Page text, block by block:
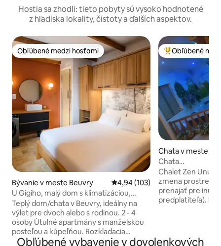
Hostia sa zhodli: tieto pobyty sú vysoko hodnotené
z hľadiska lokality, čistoty a ďalších aspektov.
Obľúbené medzi hosťami
Obľúbené medzi hosťami
Bývanie v meste Beuvry Priemerné ohodnotenie 4,94 z
4,94 (103)
U Gigiho, malý dom s klimatizáciou,
terasou
Teplý dom/chata v Beuvry, ideálny na
výlet pre dvoch alebo s rodinou. 2 - 4
osoby Útulné apartmány s manželskou
posteľou a kúpeľňou. Rozkladacia
pohovka s matracom (140 x 190) v
Najobľúbenejšie
Obľúbené
Chata v meste
nchicourt
Chata
Scandinave/
Chalet Zen
zmena
prenajať pre inú
predplatiteľa).
Wattsap sa má
Obľúbené vybavenie v dovolenkových